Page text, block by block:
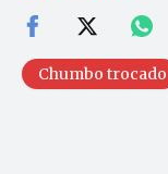
Chumbo trocado